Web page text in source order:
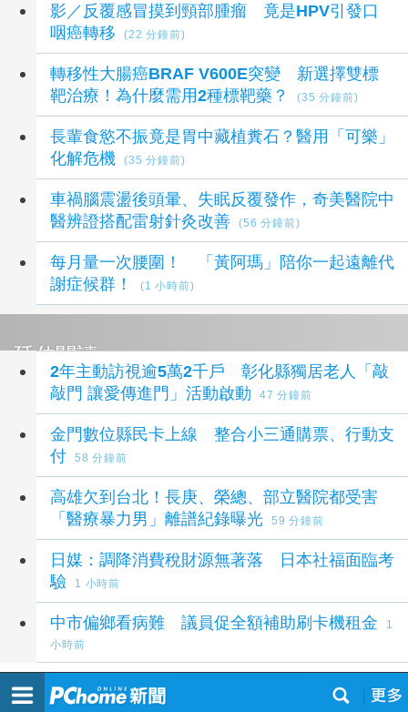
影／反覆感冒摸到頸部腫瘤 竟是HPV引發口
咽癌轉移
(22 分鐘前)
轉移性大腸癌BRAF V600E突變 新選擇雙標
靶治療！為什麼需用2種標靶藥？
(35 分鐘前)
長輩食慾不振竟是胃中藏植糞石？醫用「可樂」
化解危機
(35 分鐘前)
車禍腦震盪後頭暈、失眠反覆發作，奇美醫院中
醫辨證搭配雷射針灸改善
(56 分鐘前)
每月量一次腰圍！ 「黃阿瑪」陪你一起遠離代
謝症候群！
(1 小時前)
延伸閱讀
2年主動訪視逾5萬2千戶 彰化縣獨居老人「敲
敲門 讓愛傳進門」活動啟動
47 分鐘前
金門數位縣民卡上線 整合小三通購票、行動支
付
58 分鐘前
高雄欠到台北！長庚、榮總、部立醫院都受害
「醫療暴力男」離譜紀錄曝光
59 分鐘前
日媒：調降消費稅財源無著落 日本社福面臨考
驗
1 小時前
中市偏鄉看病難 議員促全額補助刷卡機租金
1
小時前